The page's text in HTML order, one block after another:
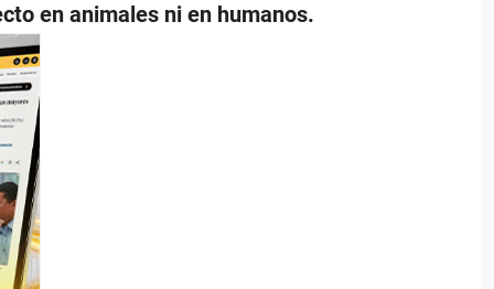
en animales ni en humanos.